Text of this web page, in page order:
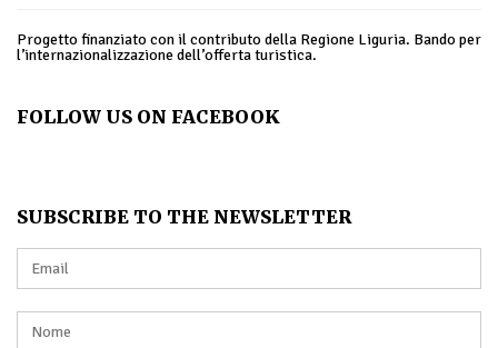
Progetto finanziato con il contributo della Regione Liguria. Bando per
l’internazionalizzazione dell’offerta turistica.
FOLLOW US ON FACEBOOK
SUBSCRIBE TO THE NEWSLETTER